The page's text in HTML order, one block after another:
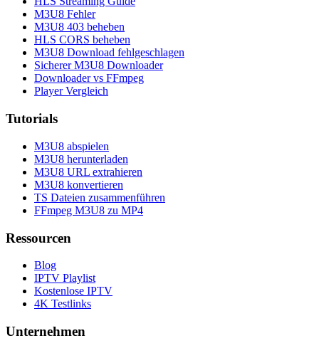
M3U8 Fehler
M3U8 403 beheben
HLS CORS beheben
M3U8 Download fehlgeschlagen
Sicherer M3U8 Downloader
Downloader vs FFmpeg
Player Vergleich
Tutorials
M3U8 abspielen
M3U8 herunterladen
M3U8 URL extrahieren
M3U8 konvertieren
TS Dateien zusammenführen
FFmpeg M3U8 zu MP4
Ressourcen
Blog
IPTV Playlist
Kostenlose IPTV
4K Testlinks
Unternehmen